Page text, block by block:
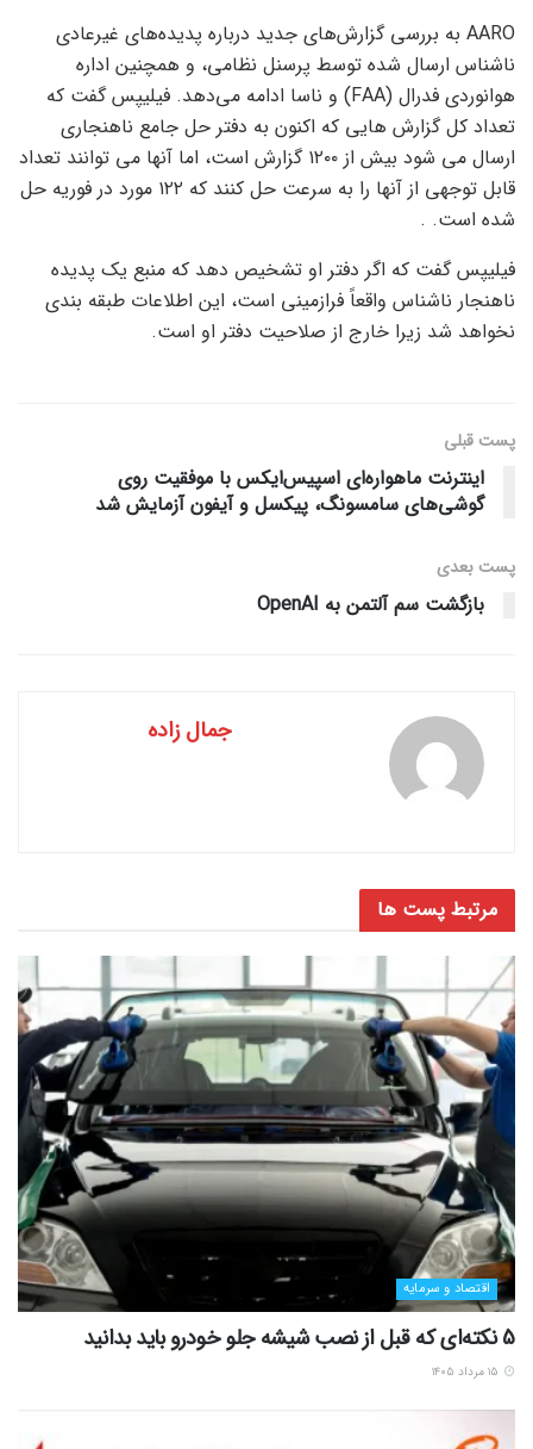
AARO به بررسی گزارش‌های جدید درباره پدیده‌های غیرعادی
ناشناس ارسال شده توسط پرسنل نظامی، و همچنین اداره
هوانوردی فدرال (FAA) و ناسا ادامه می‌دهد. فیلیپس گفت که
تعداد کل گزارش هایی که اکنون به دفتر حل جامع ناهنجاری
ارسال می شود بیش از ۱۲۰۰ گزارش است، اما آنها می توانند تعداد
قابل توجهی از آنها را به سرعت حل کنند که ۱۲۲ مورد در فوریه حل
شده است. .
فیلیپس گفت که اگر دفتر او تشخیص دهد که منبع یک پدیده
ناهنجار ناشناس واقعاً فرازمینی است، این اطلاعات طبقه بندی
نخواهد شد زیرا خارج از صلاحیت دفتر او است.
پست قبلی
اینترنت ماهواره‌ای اسپیس‌ایکس با موفقیت روی
گوشی‌های سامسونگ، پیکسل و آیفون آزمایش شد
پست‌ بعدی
بازگشت سم آلتمن به OpenAI
جمال زاده
مرتبط پست ها
اقتصاد و سرمایه
5 نکته‌ای که قبل از نصب شیشه جلو خودرو باید بدانید